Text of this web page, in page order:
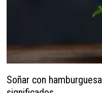
Soñar con